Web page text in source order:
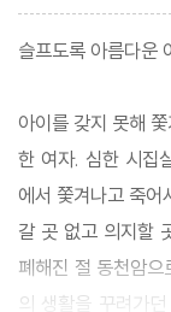
슬프도록 아름다운
아이를 갖지 못해
한 여자. 심한 시집
에서 쫓겨나고 죽
갈 곳 없고 의지할
폐해진 절 동천암
의 생활을 꾸려가